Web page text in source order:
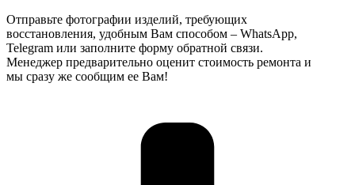
Отправьте фотографии изделий, требующих
восстановления, удобным Вам способом – WhatsApp,
Telegram или заполните форму обратной связи.
Менеджер предварительно оценит стоимость ремонта и
мы сразу же сообщим ее Вам!